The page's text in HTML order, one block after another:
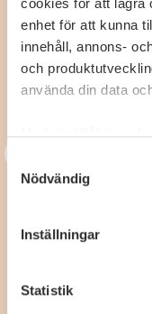
enhet för att kunna
innehåll, annons-
och
använda din data
Med din tillåtelse
som kan ha en
Ta reda på mer om
Du kan ändra eller
Samtyckesval
Nödvändig
Inställningar
Statistik